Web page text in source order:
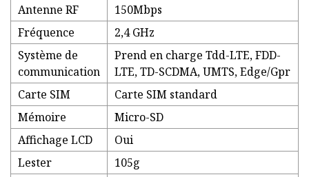
Antenne RF
150Mbps
Fréquence
2,4 GHz
Système de
communication
Prend en charge Tdd-LTE, FDD-
LTE, TD-SCDMA, UMTS, Edge/Gpr
Carte SIM
Carte SIM standard
Mémoire
Micro-SD
Affichage LCD
Oui
Lester
105g